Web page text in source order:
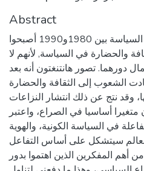
Abstract
وضح الباحثون بان علماء السياسة بين 1980و1990 أصبحوا
والحضارة في السياسة, لأنهم لا
دورهما. تصور هانتنغتون أنه بعد
الشعوب إلى الثقافة والحضارة
وقد نتج عن ذلك انتشار النزاعات
أساسيا في الصراع، واعتبر
في السياسة الكونية، والهوية
سيتشكل على أساس التفاعل
أهم المفكرين الذين اهتموا بدور